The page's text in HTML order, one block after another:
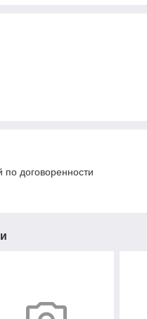
по договоренности